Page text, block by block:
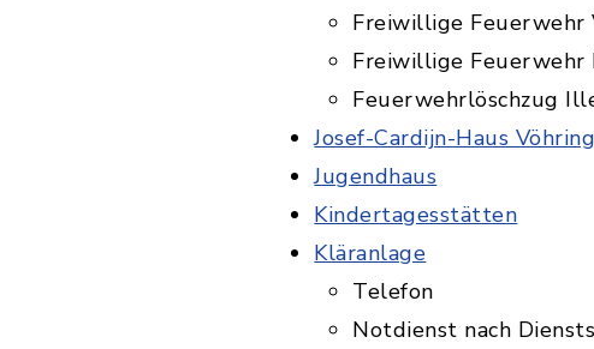
Freiwillige Feuerwehr
Freiwillige Feuerwehr
Feuerwehrlöschzug
Josef-Cardijn-Haus
Jugendhaus
Kindertagesstätten
Kläranlage
Telefon
Notdienst nach